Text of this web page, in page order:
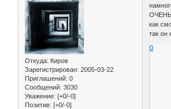
Откуда: Киров
Зарегистрирован: 2005-03-22
Приглашений: 0
Сообщений: 3030
Уважение: [+0/-0]
Позитив: [+0/-0]
ОЧЕНЬ
как
так он
0